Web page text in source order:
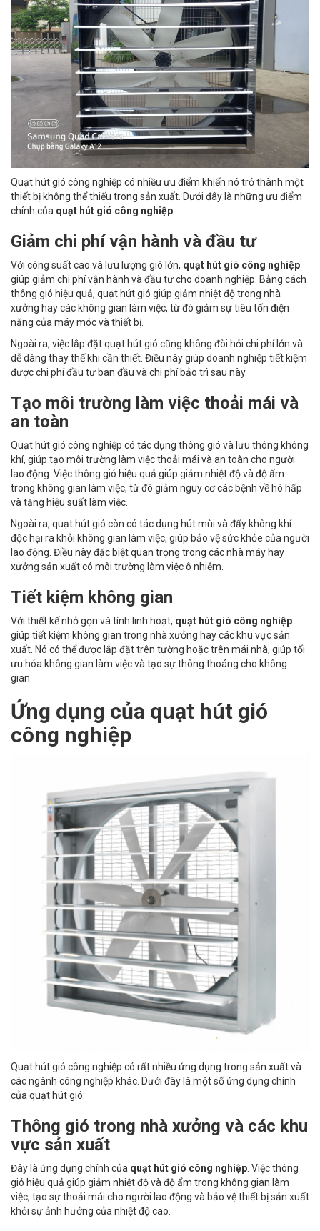
Quạt hút gió công nghiệp có nhiều ưu điểm khiến nó trở thành một
thiết bị không thể thiếu trong sản xuất. Dưới đây là những ưu điểm
chính của quạt hút gió công nghiệp:
Giảm chi phí vận hành và đầu tư
Với công suất cao và lưu lượng gió lớn, quạt hút gió công nghiệp
giúp giảm chi phí vận hành và đầu tư cho doanh nghiệp. Bằng cách
thông gió hiệu quả, quạt hút gió giúp giảm nhiệt độ trong nhà
xưởng hay các không gian làm việc, từ đó giảm sự tiêu tốn điện
năng của máy móc và thiết bị.
Ngoài ra, việc lắp đặt quạt hút gió cũng không đòi hỏi chi phí lớn và
dễ dàng thay thế khi cần thiết. Điều này giúp doanh nghiệp tiết kiệm
được chi phí đầu tư ban đầu và chi phí bảo trì sau này.
Tạo môi trường làm việc thoải mái và
an toàn
Quạt hút gió công nghiệp có tác dụng thông gió và lưu thông không
khí, giúp tạo môi trường làm việc thoải mái và an toàn cho người
lao động. Việc thông gió hiệu quả giúp giảm nhiệt độ và độ ẩm
trong không gian làm việc, từ đó giảm nguy cơ các bệnh về hô hấp
và tăng hiệu suất làm việc.
Ngoài ra, quạt hút gió còn có tác dụng hút mùi và đẩy không khí
độc hại ra khỏi không gian làm việc, giúp bảo vệ sức khỏe của người
lao động. Điều này đặc biệt quan trọng trong các nhà máy hay
xưởng sản xuất có môi trường làm việc ô nhiễm.
Tiết kiệm không gian
Với thiết kế nhỏ gọn và tính linh hoạt, quạt hút gió công nghiệp
giúp tiết kiệm không gian trong nhà xưởng hay các khu vực sản
xuất. Nó có thể được lắp đặt trên tường hoặc trên mái nhà, giúp tối
ưu hóa không gian làm việc và tạo sự thông thoáng cho không
gian.
Ứng dụng của quạt hút gió
công nghiệp
Quạt hút gió công nghiệp có rất nhiều ứng dụng trong sản xuất và
các ngành công nghiệp khác. Dưới đây là một số ứng dụng chính
của quạt hút gió:
Thông gió trong nhà xưởng và các khu
vực sản xuất
Đây là ứng dụng chính của quạt hút gió công nghiệp. Việc thông
gió hiệu quả giúp giảm nhiệt độ và độ ẩm trong không gian làm
việc, tạo sự thoải mái cho người lao động và bảo vệ thiết bị sản xuất
khỏi sự ảnh hưởng của nhiệt độ cao.